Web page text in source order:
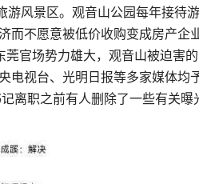
游风景区。观音山公园每年接待
而不愿意被低价收购变成房产
莞官场势力雄大，观音山被迫害
电视台、光明日报等多家媒体均
离职之前有人删除了一些有关